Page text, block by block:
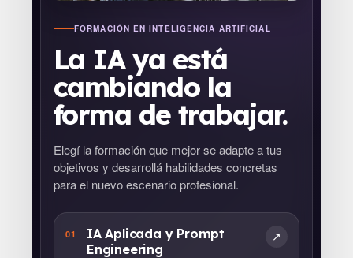
FORMACIÓN EN INTELIGENCIA ARTIFICIAL
La IA ya está
cambiando la
forma de trabajar.
Elegí la formación que mejor se adapte a tus
objetivos y desarrollá habilidades concretas
para el nuevo escenario profesional.
01
IA Aplicada y Prompt
Engineering
↗